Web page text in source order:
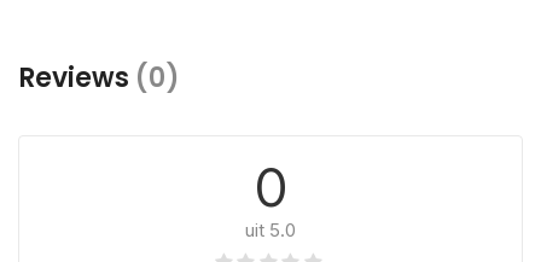
Reviews (0)
0
uit 5.0